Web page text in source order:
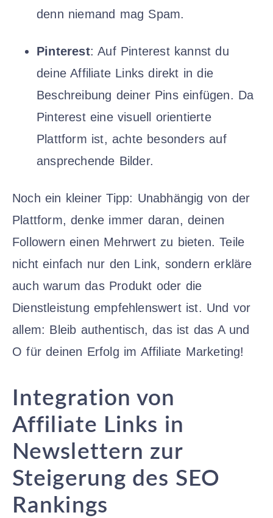
denn niemand mag Spam.
Pinterest: Auf Pinterest kannst du
deine Affiliate Links direkt in die
Beschreibung deiner Pins einfügen. Da
Pinterest eine visuell orientierte
Plattform ist, achte besonders auf
ansprechende Bilder.
Noch ein kleiner Tipp: Unabhängig von der
Plattform, denke immer daran, deinen
Followern einen Mehrwert zu bieten. Teile
nicht einfach nur den Link, sondern erkläre
auch warum das Produkt oder die
Dienstleistung empfehlenswert ist. Und vor
allem: Bleib authentisch, das ist das A und
O für deinen Erfolg im Affiliate Marketing!
Integration von
Affiliate Links in
Newslettern zur
Steigerung des SEO
Rankings